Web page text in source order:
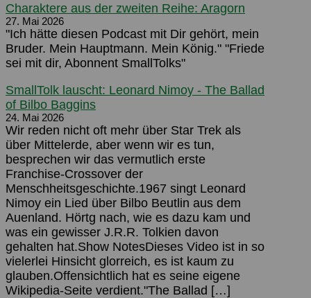
Charaktere aus der zweiten Reihe: Aragorn
27. Mai 2026
"Ich hätte diesen Podcast mit Dir gehört, mein
Bruder. Mein Hauptmann. Mein König." "Friede
sei mit dir, Abonnent SmallTolks"
SmallTolk lauscht: Leonard Nimoy - The Ballad
of Bilbo Baggins
24. Mai 2026
Wir reden nicht oft mehr über Star Trek als
über Mittelerde, aber wenn wir es tun,
besprechen wir das vermutlich erste
Franchise-Crossover der
Menschheitsgeschichte.1967 singt Leonard
Nimoy ein Lied über Bilbo Beutlin aus dem
Auenland. Hörtg nach, wie es dazu kam und
was ein gewisser J.R.R. Tolkien davon
gehalten hat.Show NotesDieses Video ist in so
vielerlei Hinsicht glorreich, es ist kaum zu
glauben.Offensichtlich hat es seine eigene
Wikipedia-Seite verdient."The Ballad […]